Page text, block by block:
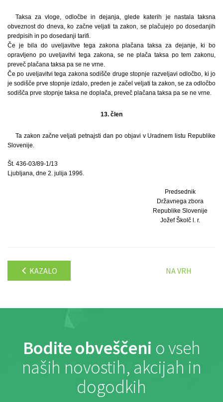
Taksa za vloge, odločbe in dejanja, glede katerih je nastala taksna
obveznost do dneva, ko začne veljati ta zakon, se plačujejo po dosedanjih
predpisih in po dosedanji tarifi.
Če je bila do uveljavitve tega zakona plačana taksa za dejanje, ki bo
opravljeno po uveljavitvi tega zakona, se ne plača taksa po tem zakonu,
preveč plačana taksa pa se ne vrne.
Če po uveljavitvi tega zakona sodišče druge stopnje razveljavi odločbo, ki jo
je sodišče prve stopnje izdalo, preden je začel veljati ta zakon, se za odločbo
sodišča prve stopnje taksa ne doplača, preveč plačana taksa pa se ne vrne.
13. člen
Ta zakon začne veljati petnajsti dan po objavi v Uradnem listu Republike
Slovenije.
Št. 436-03/89-1/13
Ljubljana, dne 2. julija 1996.
Predsednik
Državnega zbora
Republike Slovenije
Jožef Školč l. r.
KAZALO NA VRH
Bodite obveščeni o vseh
naših novostih, akcijah in
dogodkih